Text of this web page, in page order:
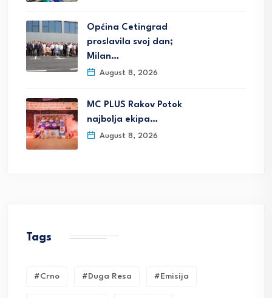
Općina Cetingrad
proslavila svoj dan;
Milan…
August 8, 2026
MC PLUS Rakov Potok
najbolja ekipa…
August 8, 2026
Tags
#crno #duga Resa #emisija